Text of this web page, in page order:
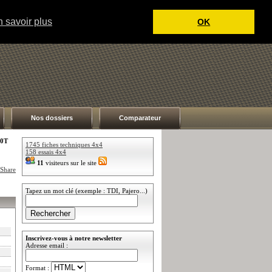
savoir plus OK
Nos dossiers Comparateur
1745 fiches techniques 4x4
158 essais 4x4
11 visiteurs sur le site
Tapez un mot clé (exemple : TDI, Pajero...)
Inscrivez-vous à notre newsletter
Adresse email :
Format :